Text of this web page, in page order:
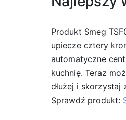
Produkt Smeg
upiecze cztery
automatyczne
kuchnię. Teraz
dłużej i
Sprawdź produkt: